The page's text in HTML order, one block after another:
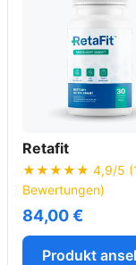
Retafit
★★★★★ 4,9/5
Bewertungen)
84,00 €
Produkt